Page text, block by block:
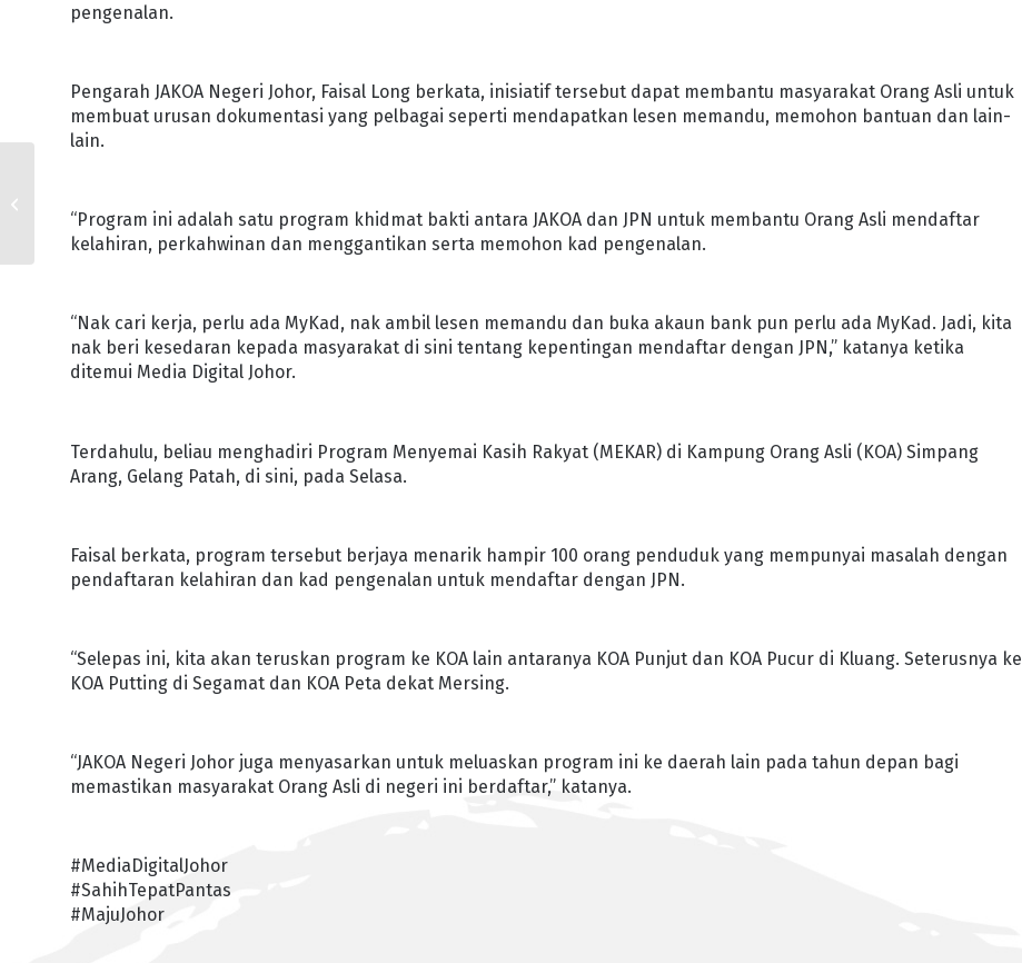
pengenalan.
Pengarah JAKOA Negeri Johor, Faisal Long berkata, inisiatif tersebut dapat membantu masyarakat Orang Asli untuk
membuat urusan dokumentasi yang pelbagai seperti mendapatkan lesen memandu, memohon bantuan dan lain-
lain.
“Program ini adalah satu program khidmat bakti antara JAKOA dan JPN untuk membantu Orang Asli mendaftar
kelahiran, perkahwinan dan menggantikan serta memohon kad pengenalan.
“Nak cari kerja, perlu ada MyKad, nak ambil lesen memandu dan buka akaun bank pun perlu ada MyKad. Jadi, kita
nak beri kesedaran kepada masyarakat di sini tentang kepentingan mendaftar dengan JPN,” katanya ketika
ditemui Media Digital Johor.
Terdahulu, beliau menghadiri Program Menyemai Kasih Rakyat (MEKAR) di Kampung Orang Asli (KOA) Simpang
Arang, Gelang Patah, di sini, pada Selasa.
Faisal berkata, program tersebut berjaya menarik hampir 100 orang penduduk yang mempunyai masalah dengan
pendaftaran kelahiran dan kad pengenalan untuk mendaftar dengan JPN.
“Selepas ini, kita akan teruskan program ke KOA lain antaranya KOA Punjut dan KOA Pucur di Kluang. Seterusnya ke
KOA Putting di Segamat dan KOA Peta dekat Mersing.
“JAKOA Negeri Johor juga menyasarkan untuk meluaskan program ini ke daerah lain pada tahun depan bagi
memastikan masyarakat Orang Asli di negeri ini berdaftar,” katanya.
#MediaDigitalJohor
#SahihTepatPantas
#MajuJohor
RANCAK